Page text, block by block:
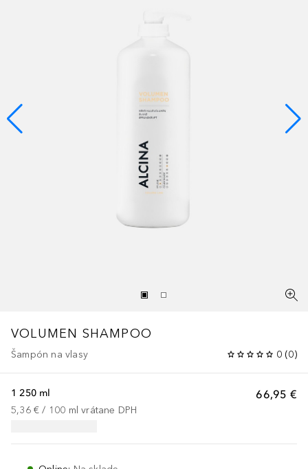
VOLUMEN SHAMPOO
Šampón na vlasy 0 (0)
66,95 €
1 250 ml
5,36 € / 100 ml vrátane DPH